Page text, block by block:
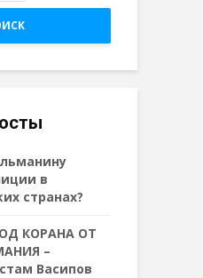
в
странах?
КОРАНА ОТ
–
Васипов